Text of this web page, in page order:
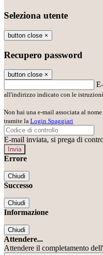
Seleziona utente
button close ×
Recupero password
button close ×
all'indirizzo indicato con le istruzioni
Non hai una e-mail associata al
tramite la Login Spaggiari
E-mail inviata, si prega di
Errore
Chiudi
Successo
Chiudi
Informazione
Chiudi
Attendere...
Attendere il completamento